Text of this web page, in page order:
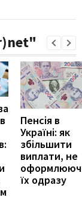
Пенсія в
Україні: як
збільшити
виплати, не
їх одразу